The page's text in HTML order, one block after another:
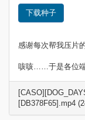
下载种子
感谢每次帮我压片
咳咳……于是各位
[DB378F65].mp4